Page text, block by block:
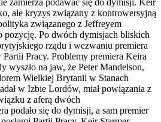
ale kryzys związany z kontrowersyjną
związanego z Jeffreyem
pozycję. Po dwóch dymisjach bliskich
rządu i wezwaniu premiera
Pracy. Problemy premiera Keira
wyszło na jaw, że Peter Mandelson,
Wielkiej Brytanii w Stanach
w Izbie Lordów, miał powiązania z
z aferą dwóch
podało się do dymisji, a sam premier